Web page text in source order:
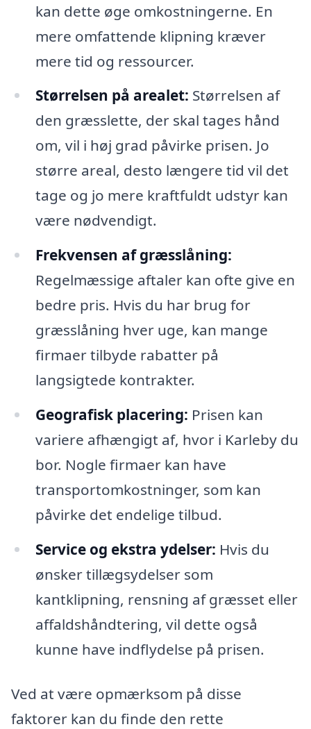
kan dette øge omkostningerne. En
mere omfattende klipning kræver
mere tid og ressourcer.
Størrelsen på arealet: Størrelsen af
den græsslette, der skal tages hånd
om, vil i høj grad påvirke prisen. Jo
større areal, desto længere tid vil det
tage og jo mere kraftfuldt udstyr kan
være nødvendigt.
Frekvensen af græsslåning:
Regelmæssige aftaler kan ofte give en
bedre pris. Hvis du har brug for
græsslåning hver uge, kan mange
firmaer tilbyde rabatter på
langsigtede kontrakter.
Geografisk placering: Prisen kan
variere afhængigt af, hvor i Karleby du
bor. Nogle firmaer kan have
transportomkostninger, som kan
påvirke det endelige tilbud.
Service og ekstra ydelser: Hvis du
ønsker tillægsydelser som
kantklipning, rensning af græsset eller
affaldshåndtering, vil dette også
kunne have indflydelse på prisen.
Ved at være opmærksom på disse
faktorer kan du finde den rette